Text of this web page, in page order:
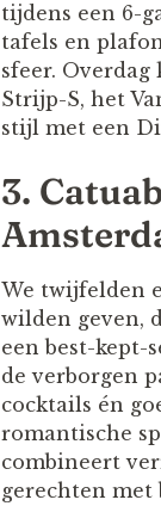
tijdens een 6-
tafels en
sfeer.
Strijp-S, het
stijl met een
3.
We twijfelden
wilden geven,
een best-kept-
de verborgen
cocktails én
romantische
combineert
gerechten met